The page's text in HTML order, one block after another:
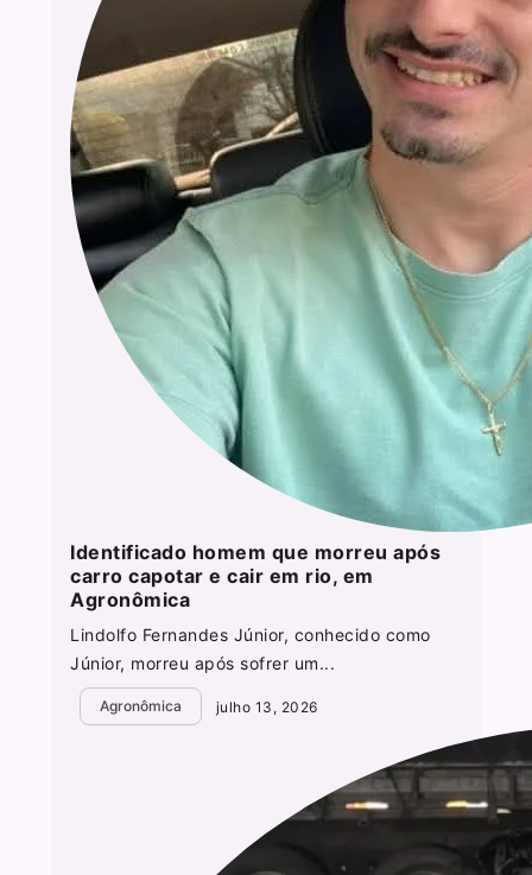
Identificado homem que morreu após
carro capotar e cair em rio, em
Agronômica
Lindolfo Fernandes Júnior, conhecido como
Júnior, morreu após sofrer um...
Agronômica julho 13, 2026